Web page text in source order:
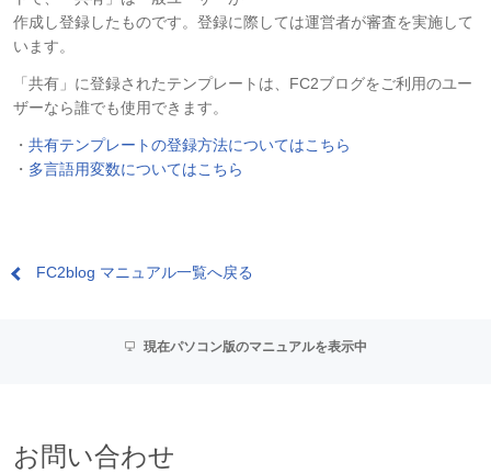
作成し登録したものです。登録に際しては運営者が審査を実施して
います。
「共有」に登録されたテンプレートは、FC2ブログをご利用のユー
ザーなら誰でも使用できます。
・ 共有テンプレートの登録方法についてはこちら
・ 多言語用変数についてはこちら
FC2blog マニュアル一覧へ戻る
現在パソコン版のマニュアルを表示中
お問い合わせ